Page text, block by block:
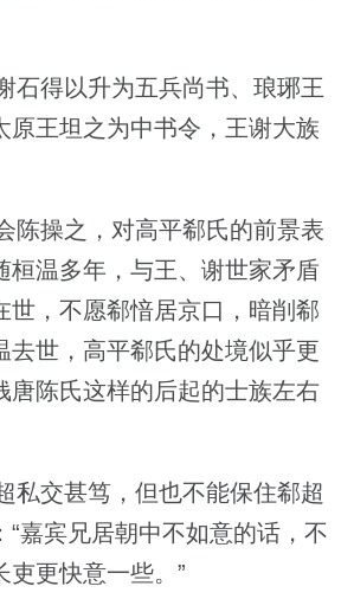
得以升为五兵尚书、琅琊王
原王坦之为中书令，王谢大族
操之，对高平郗氏的前景表
桓温多年，与王、谢世家矛盾
世，不愿郗愔居京口，暗削郗
去世，高平郗氏的处境似乎更
唐陈氏这样的后起的士族左右
交甚笃，但也不能保住郗超
“嘉宾兄居朝中不如意的话，不
吏更快意一些。”